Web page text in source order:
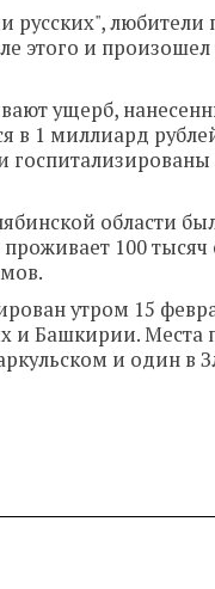
любители
этого и
ущерб,
в 1 миллиард
области
100
утром 15
и Башкирии.
и один в